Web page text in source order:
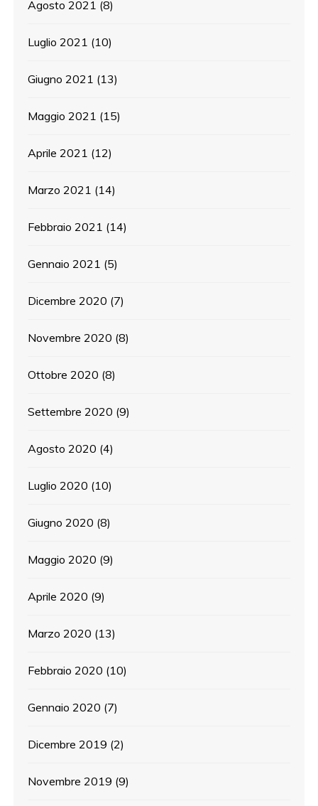
Agosto 2021 (8)
Luglio 2021 (10)
Giugno 2021 (13)
Maggio 2021 (15)
Aprile 2021 (12)
Marzo 2021 (14)
Febbraio 2021 (14)
Gennaio 2021 (5)
Dicembre 2020 (7)
Novembre 2020 (8)
Ottobre 2020 (8)
Settembre 2020 (9)
Agosto 2020 (4)
Luglio 2020 (10)
Giugno 2020 (8)
Maggio 2020 (9)
Aprile 2020 (9)
Marzo 2020 (13)
Febbraio 2020 (10)
Gennaio 2020 (7)
Dicembre 2019 (2)
Novembre 2019 (9)